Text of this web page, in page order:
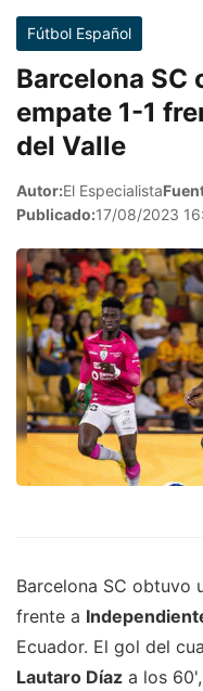
Fútbol Español
Barcelona SC
empate 1-1
del Valle
Autor:El Especialista
Publicado:17/08/2023
Barcelona SC obtuvo
frente a
Ecuador. El gol del
Lautaro Díaz a los